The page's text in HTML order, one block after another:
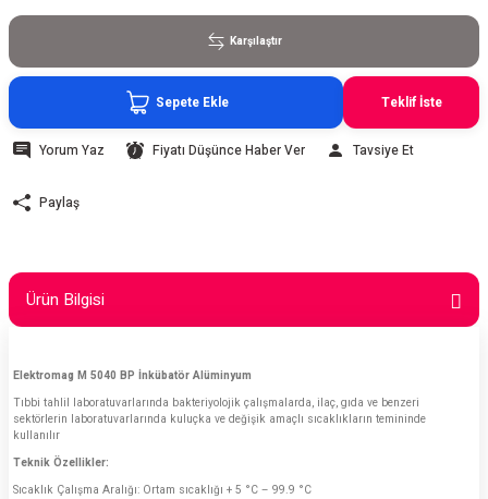
Karşılaştır
Sepete Ekle Teklif İste
Yorum Yaz Fiyatı Düşünce Haber Ver Tavsiye Et
Paylaş
Ürün Bilgisi
Elektromag M 5040 BP İnkübatör Alüminyum
Tıbbi tahlil laboratuvarlarında bakteriyolojik çalışmalarda, ilaç, gıda ve benzeri
sektörlerin laboratuvarlarında kuluçka ve değişik amaçlı sıcaklıkların temininde
kullanılır
Teknik Özellikler:
Sıcaklık Çalışma Aralığı: Ortam sıcaklığı + 5 °C – 99.9 °C